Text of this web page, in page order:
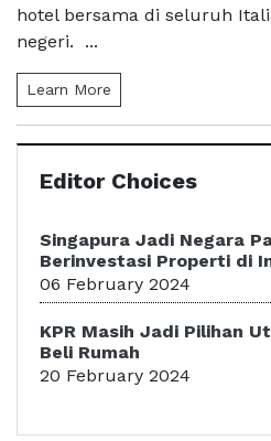
hotel bersama di seluruh
negeri. ...
Learn More
Editor Choices
Singapura Jadi Negara
Berinvestasi Properti di
06 February 2024
KPR Masih Jadi Pilihan
Beli Rumah
20 February 2024